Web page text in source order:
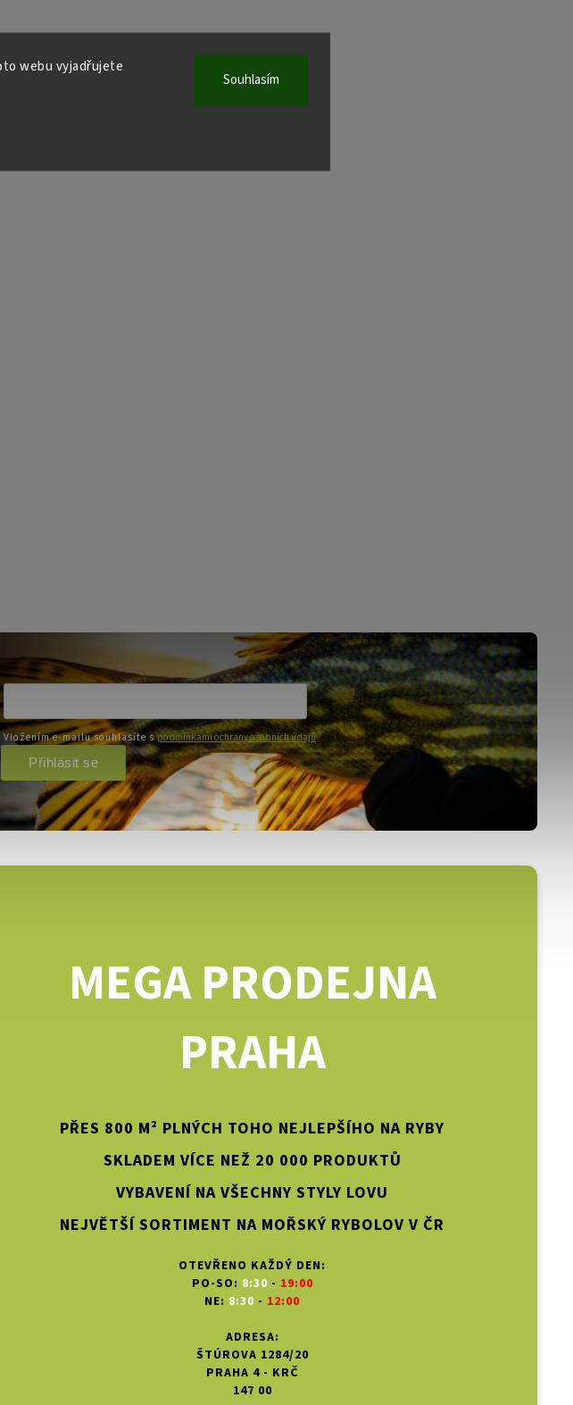
webu vyjadřujete
Souhlasím
MEGA PRODEJNA
PRAHA
PŘES 800 M² PLNÝCH TOHO NEJLEPŠÍHO NA RYBY
SKLADEM VÍCE NEŽ 20 000 PRODUKTŮ
VYBAVENÍ NA VŠECHNY STYLY LOVU
NEJVĚTŠÍ SORTIMENT NA MOŘSKÝ RYBOLOV V ČR
OTEVŘENO KAŽDÝ DEN:
PO-SO: 8:30 - 19:00
NE: 8:30 - 12:00
ADRESA:
ŠTÚROVA 1284/20
PRAHA 4 - KRČ
147 00
Vložením e-mailu souhlasíte spodmínkami ochrany osobních údajů
Přihlásit se